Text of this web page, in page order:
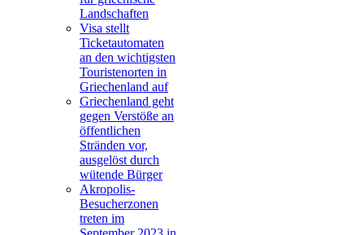
Landschaften
Visa stellt
Ticketautomaten
an den wichtigsten
Touristenorten in
Griechenland auf
Griechenland geht
gegen Verstöße an
öffentlichen
Stränden vor,
ausgelöst durch
wütende Bürger
Akropolis-
Besucherzonen
treten im